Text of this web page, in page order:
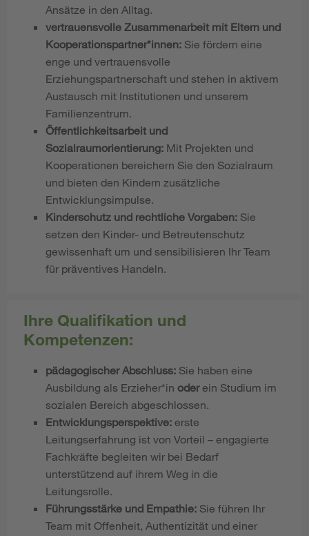
Ansätze in den Alltag.
vertrauensvolle Zusammenarbeit mit Eltern und
Kooperationspartner*innen: Sie fördern eine
enge und vertrauensvolle
Erziehungspartnerschaft und stehen in aktivem
Austausch mit Institutionen und unserem
Familienzentrum.
Öffentlichkeitsarbeit und
Sozialraumorientierung: Mit Projekten und
Kooperationen bereichern Sie den Sozialraum
und bieten den Kindern zusätzliche
Entwicklungsimpulse.
Kinderschutz und rechtliche Vorgaben: Sie
setzen den Kinder- und Betreutenschutz
gewissenhaft um und sensibilisieren Ihr Team
für präventives Handeln.
Ihre Qualifikation und
Kompetenzen:
pädagogischer Abschluss: Sie haben eine
Ausbildung als Erzieher*in oderein Studium im
sozialen Bereich abgeschlossen.
Entwicklungsperspektive: erste
Leitungserfahrung ist von Vorteil – engagierte
Fachkräfte begleiten wir bei Bedarf
unterstützend auf ihrem Weg in die
Leitungsrolle.
Führungsstärke und Empathie: Sie führen Ihr
Team mit Offenheit, Authentizität und einer